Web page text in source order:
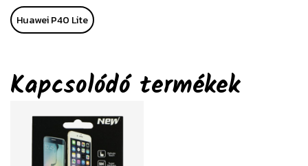
Huawei P40 Lite
Kapcsolódó termékek